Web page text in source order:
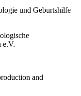
und Geburtshilfe
e.V.
and